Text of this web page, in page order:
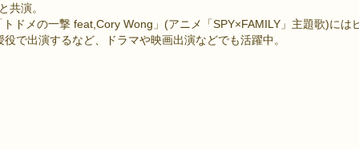
共演。
ドメの一撃 feat,Cory Wong」(アニメ「SPY×FAMILY」主題歌)には
で出演するなど、ドラマや映画出演などでも活躍中。